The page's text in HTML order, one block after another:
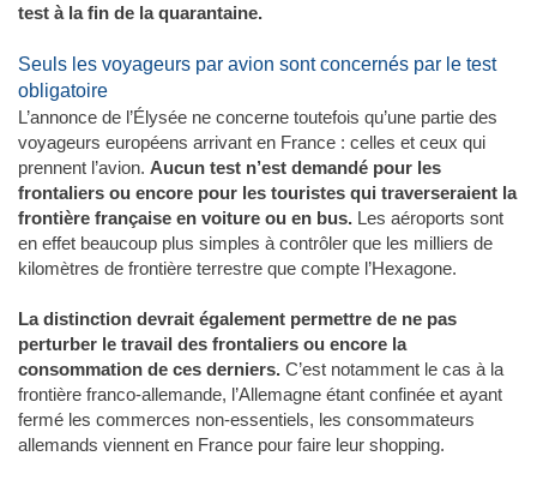
test à la fin de la quarantaine.
Seuls les voyageurs par avion sont concernés par le test
obligatoire
L’annonce de l’Élysée ne concerne toutefois qu’une partie des
voyageurs européens arrivant en France : celles et ceux qui
prennent l’avion. Aucun test n’est demandé pour les
frontaliers ou encore pour les touristes qui traverseraient la
frontière française en voiture ou en bus. Les aéroports sont
en effet beaucoup plus simples à contrôler que les milliers de
kilomètres de frontière terrestre que compte l’Hexagone.
La distinction devrait également permettre de ne pas
perturber le travail des frontaliers ou encore la
consommation de ces derniers. C’est notamment le cas à la
frontière franco-allemande, l’Allemagne étant confinée et ayant
fermé les commerces non-essentiels, les consommateurs
allemands viennent en France pour faire leur shopping.